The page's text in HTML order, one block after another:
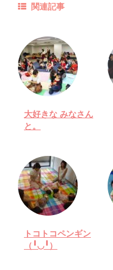
関連記事
大好きな みなさん
と。
トコトコペンギン
（╹◡╹）